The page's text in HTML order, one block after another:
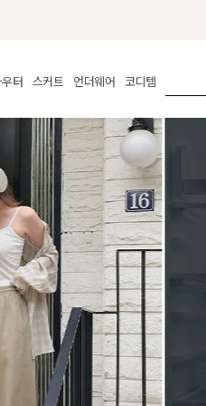
터
켓
집업
트
딩
스커트
롱
데님
린넨
미니/미디
팬츠 스커트
언더웨어
보정웨어
브라
팬티
인견
나시/속바지
파자마
ETC
세트
코디템
MADE
신상
벨트
슈즈
백
쥬얼리
액세서리
양말/스타킹
세트